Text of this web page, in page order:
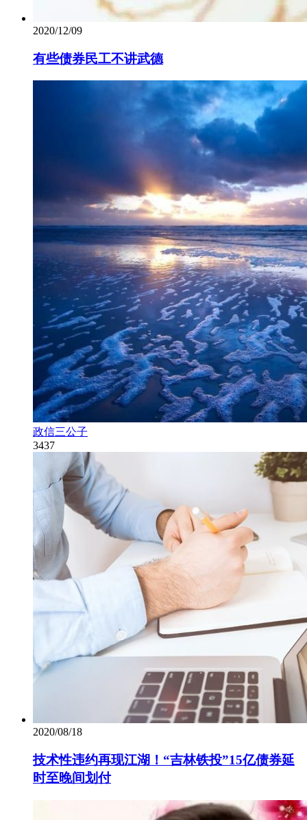
2020/12/09
有些债券民工不讲武德
政信三公子
3437
2020/08/18
技术性违约再现江湖！“吉林铁投”15亿债券延
时至晚间划付